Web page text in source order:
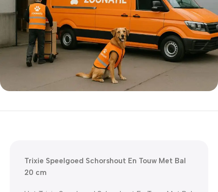
5% korting met code
Trixie Speelgoed Schorshout En Touw Met Bal
20 cm